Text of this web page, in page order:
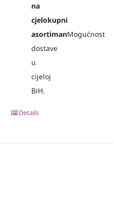
na
cjelokupni
asortimanMogućnost
dostave
u
cijeloj
BiH.
Details